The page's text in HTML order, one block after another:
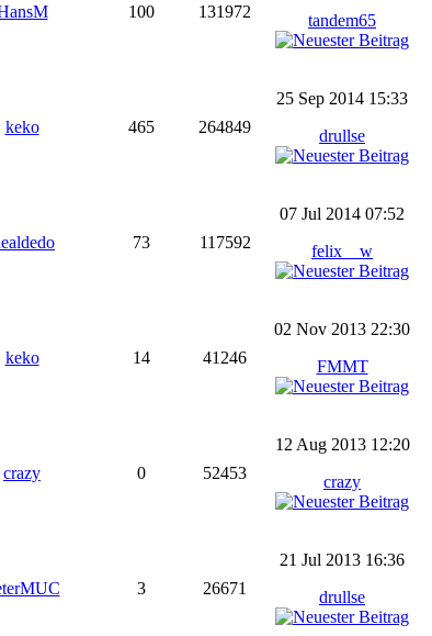
100 131972
tandem65
keko 465 264849
25 Sep 2014 15:33
drullse
73 117592
07 Jul 2014 07:52
felix__w
keko 14 41246
02 Nov 2013 22:30
FMMT
crazy 0 52453
12 Aug 2013 12:20
crazy
3 26671
21 Jul 2013 16:36
drullse